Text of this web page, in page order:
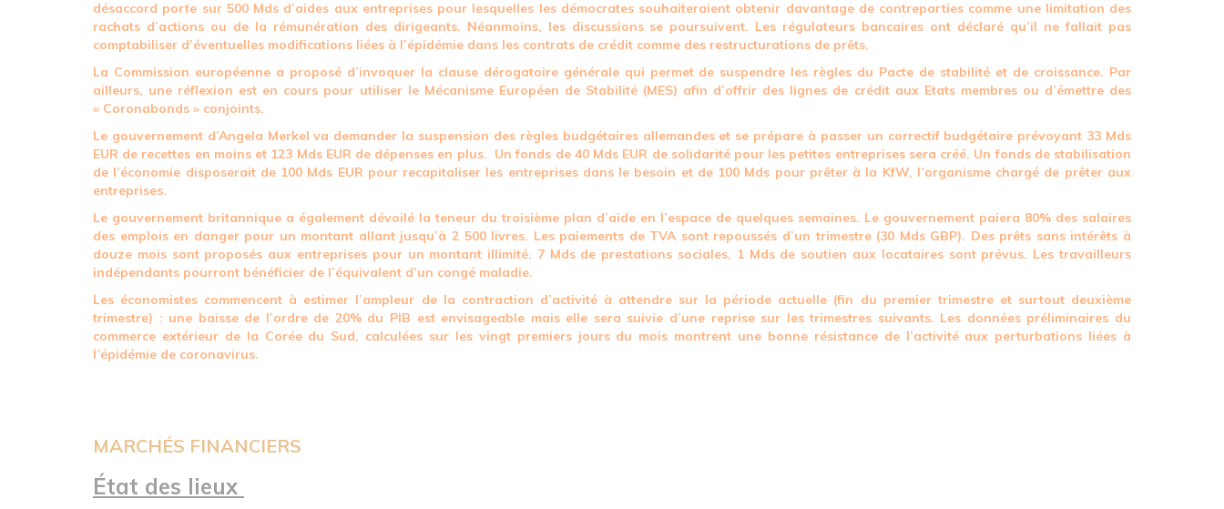
désaccord porte sur 500 Mds d’aides aux entreprises pour lesquelles les démocrates souhaiteraient obtenir davantage de contreparties comme une limitation des
rachats d’actions ou de la rémunération des dirigeants. Néanmoins, les discussions se poursuivent. Les régulateurs bancaires ont déclaré qu’il ne fallait pas
comptabiliser d’éventuelles modifications liées à l’épidémie dans les contrats de crédit comme des restructurations de prêts.
La Commission européenne a proposé d’invoquer la clause dérogatoire générale qui permet de suspendre les règles du Pacte de stabilité et de croissance. Par
ailleurs, une réflexion est en cours pour utiliser le Mécanisme Européen de Stabilité (MES) afin d’offrir des lignes de crédit aux Etats membres ou d’émettre des
« Coronabonds » conjoints.
Le gouvernement d’Angela Merkel va demander la suspension des règles budgétaires allemandes et se prépare à passer un correctif budgétaire prévoyant 33 Mds
EUR de recettes en moins et 123 Mds EUR de dépenses en plus. Un fonds de 40 Mds EUR de solidarité pour les petites entreprises sera créé. Un fonds de stabilisation
de l’économie disposerait de 100 Mds EUR pour recapitaliser les entreprises dans le besoin et de 100 Mds pour prêter à la KfW, l’organisme chargé de prêter aux
entreprises.
Le gouvernement britannique a également dévoilé la teneur du troisième plan d’aide en l’espace de quelques semaines. Le gouvernement paiera 80% des salaires
des emplois en danger pour un montant allant jusqu’à 2 500 livres. Les paiements de TVA sont repoussés d’un trimestre (30 Mds GBP). Des prêts sans intérêts à
douze mois sont proposés aux entreprises pour un montant illimité. 7 Mds de prestations sociales, 1 Mds de soutien aux locataires sont prévus. Les travailleurs
indépendants pourront bénéficier de l’équivalent d’un congé maladie.
Les économistes commencent à estimer l’ampleur de la contraction d’activité à attendre sur la période actuelle (fin du premier trimestre et surtout deuxième
trimestre) : une baisse de l’ordre de 20% du PIB est envisageable mais elle sera suivie d’une reprise sur les trimestres suivants. Les données préliminaires du
commerce extérieur de la Corée du Sud, calculées sur les vingt premiers jours du mois montrent une bonne résistance de l’activité aux perturbations liées à
l’épidémie de coronavirus.
MARCHÉS FINANCIERS
État des lieux